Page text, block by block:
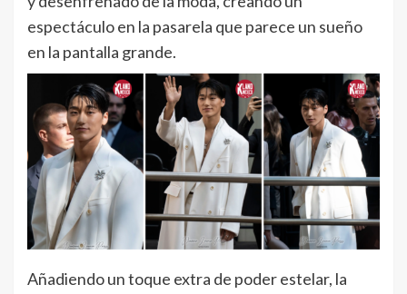
espectáculo en la pasarela que parece un sueño
en la pantalla grande.
Añadiendo un toque extra de poder estelar, la